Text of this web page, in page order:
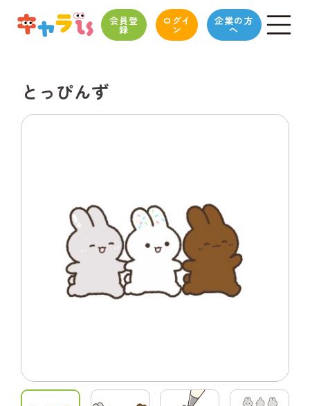
会員登
録
ログイ
ン
企業の方
へ
とっぴんず